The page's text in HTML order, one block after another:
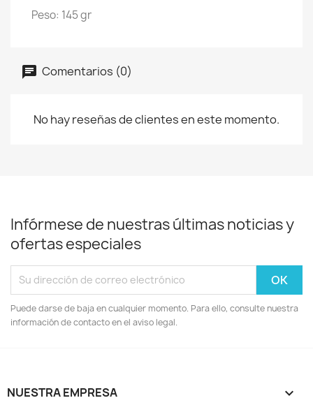
Peso: 145 gr
Comentarios (0)
No hay reseñas de clientes en este momento.
Infórmese de nuestras últimas noticias y
ofertas especiales
Puede darse de baja en cualquier momento. Para ello, consulte nuestra
información de contacto en el aviso legal.
NUESTRA EMPRESA 